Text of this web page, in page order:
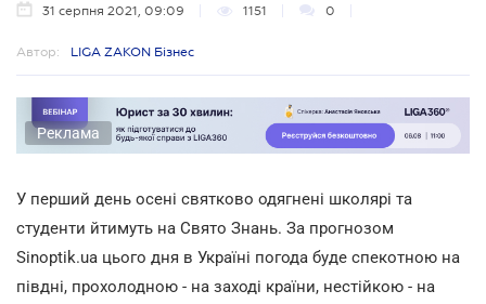
31 серпня 2021, 09:09 1151 0
Автор: LIGA ZAKON Бізнес
Реклама
У перший день осені святково одягнені школярі та
студенти йтимуть на Свято Знань. За прогнозом
Sinoptik.ua цього дня в Україні погода буде спекотною на
півдні, прохолодною - на заході країни, нестійкою - на